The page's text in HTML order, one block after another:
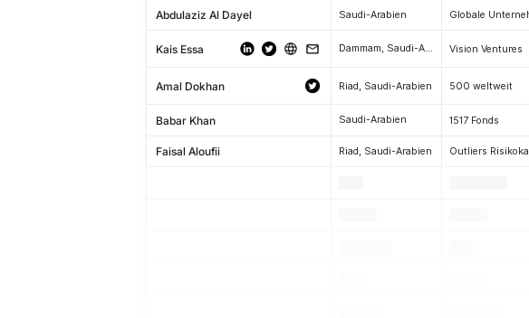
Abdulaziz Al Dayel Saudi-Arabien
Kais Essa Dammam, Saudi-Arabien Vision Ventures
Amal Dokhan Riad, Saudi-Arabien 500 weltweit
Babar Khan Saudi-Arabien 1517 Fonds
Faisal Aloufii Riad, Saudi-Arabien